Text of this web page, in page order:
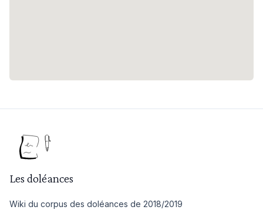
Les doléances
Wiki du corpus des doléances de 2018/2019